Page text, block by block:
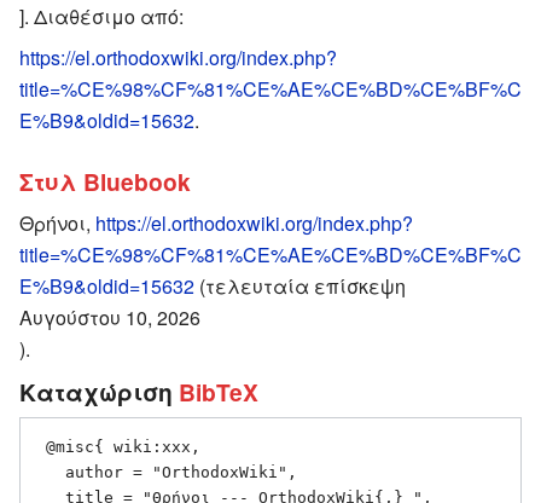
]. Διαθέσιμο από:
https://el.orthodoxwiki.org/index.php?
title=%CE%98%CF%81%CE%AE%CE%BD%CE%BF%C
E%B9&oldid=15632.
Στυλ Bluebook
Θρήνοι, https://el.orthodoxwiki.org/index.php?
title=%CE%98%CF%81%CE%AE%CE%BD%CE%BF%C
E%B9&oldid=15632 (τελευταία επίσκεψη
Αυγούστου 10, 2026
).
Καταχώριση BibTeX